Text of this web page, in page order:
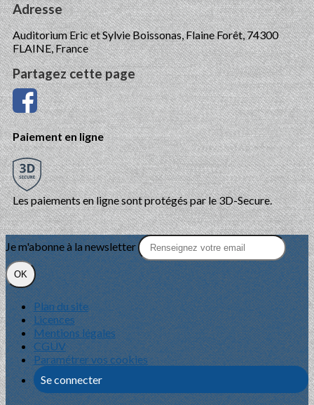
Adresse
Auditorium Eric et Sylvie Boissonas, Flaine Forêt, 74300
FLAINE, France
Partagez cette page
Paiement en ligne
Les paiements en ligne sont protégés par le 3D-Secure.
Je m'abonne à la newsletter
OK
Plan du site
Licences
Mentions légales
CGUV
Paramétrer vos cookies
Se connecter